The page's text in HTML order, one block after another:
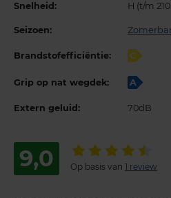
Snelheid: H (t/m
Seizoen:
Brandstofefficiëntie: C
Grip op nat wegdek: A
Extern geluid: 70dB
9,0 Op basis van 1 review